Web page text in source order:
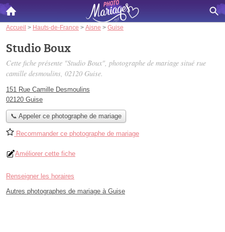
Accueil > Hauts-de-France > Aisne > Guise
Studio Boux
Cette fiche présente "Studio Boux", photographe de mariage situé rue
camille desmoulins, 02120 Guise.
151 Rue Camille Desmoulins
02120 Guise
📞 Appeler ce photographe de mariage
Recommander ce photographe de mariage
Améliorer cette fiche
Renseigner les horaires
Autres photographes de mariage à Guise